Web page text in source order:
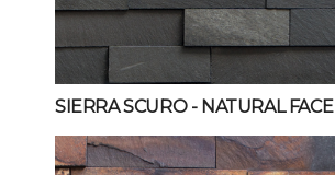
SIERRA SCURO- NATURAL FACE